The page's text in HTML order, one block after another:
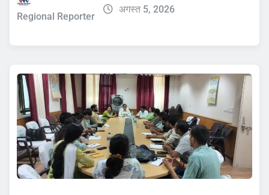
Regional Reporter
अगस्त 5, 2026